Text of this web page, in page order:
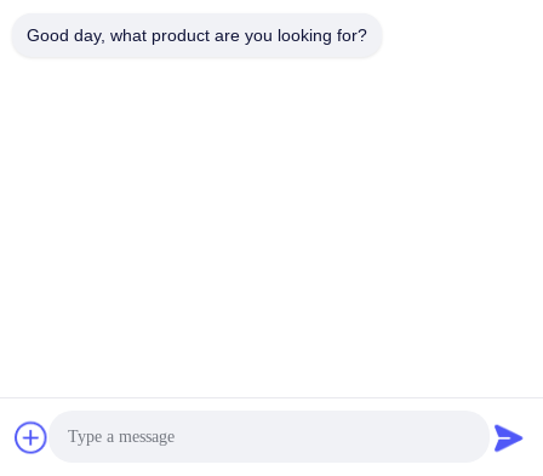
Good day, what product are you looking for?